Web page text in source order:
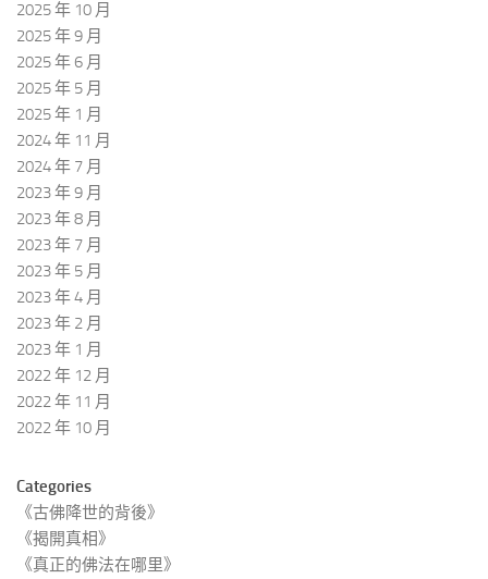
2025 年 10 月
2025 年 9 月
2025 年 6 月
2025 年 5 月
2025 年 1 月
2024 年 11 月
2024 年 7 月
2023 年 9 月
2023 年 8 月
2023 年 7 月
2023 年 5 月
2023 年 4 月
2023 年 2 月
2023 年 1 月
2022 年 12 月
2022 年 11 月
2022 年 10 月
Categories
《古佛降世的背後》
《揭開真相》
《真正的佛法在哪里》